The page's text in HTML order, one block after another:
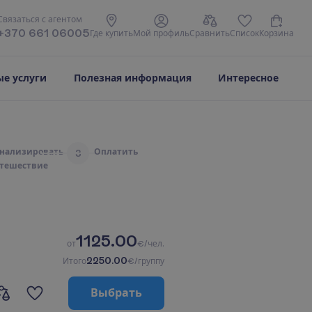
вязаться с агентом
661 06005 Где купить М ой профильСравнитьСписокКорзина
услуги Полезная информация Интересное
ализировать
ешествие
3 Оплатить
от1125.00€/чел.
Итого2250.00€/группу
Выбрать